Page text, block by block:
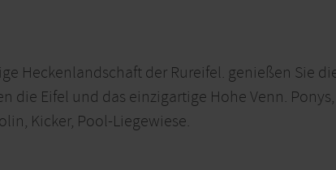
Heckenlandschaft der Rureifel. genießen Sie
Eifel und das einzigartige Hohe Venn.
Kicker, Pool-Liegewiese.